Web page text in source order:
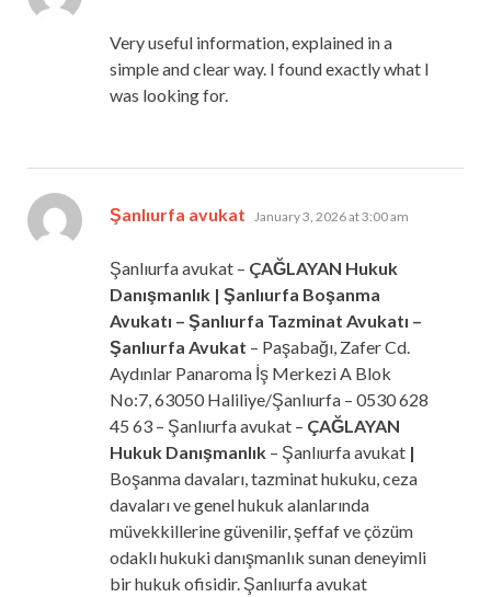
Very useful information, explained in a
simple and clear way. I found exactly what I
was looking for.
Şanlıurfa avukat says:
January 3, 2026 at 3:00 am
Şanlıurfa avukat – ÇAĞLAYAN Hukuk
Danışmanlık | Şanlıurfa Boşanma
Avukatı – Şanlıurfa Tazminat Avukatı –
Şanlıurfa Avukat – Paşabağı, Zafer Cd.
Aydınlar Panaroma İş Merkezi A Blok
No:7, 63050 Haliliye/Şanlıurfa – 0530 628
45 63 – Şanlıurfa avukat – ÇAĞLAYAN
Hukuk Danışmanlık – Şanlıurfa avukat |
Boşanma davaları, tazminat hukuku, ceza
davaları ve genel hukuk alanlarında
müvekkillerine güvenilir, şeffaf ve çözüm
odaklı hukuki danışmanlık sunan deneyimli
bir hukuk ofisidir. Şanlıurfa avukat